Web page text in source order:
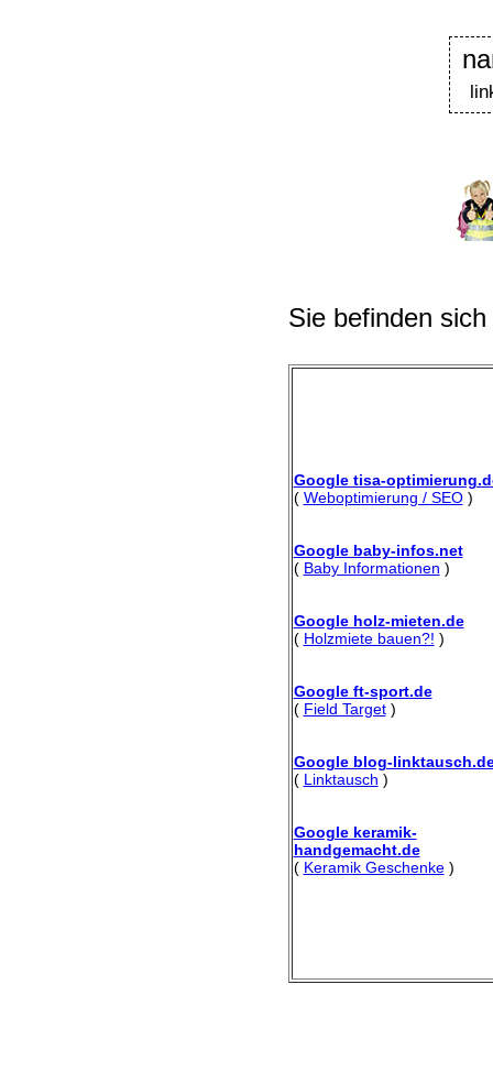
Sie befinden
Google tisa-
( Weboptimierung / SEO)
Google baby-infos.net
( Baby Informationen )
Google holz-mieten.de
( Holzmiete bauen?! )
Google ft-sport.de
( Field Target)
Google blog-
( Linktausch )
Google keramik-
handgemacht.de
( Keramik Geschenke)